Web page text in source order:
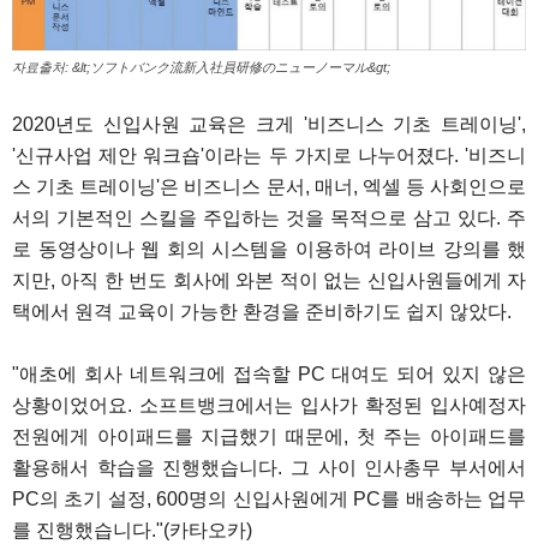
자료출처: &lt;ソフトバンク流新入社員研修のニューノーマル&gt;
2020년도 신입사원 교육은 크게 '비즈니스 기초 트레이닝',
'신규사업 제안 워크숍'이라는 두 가지로 나누어졌다. '비즈니
스 기초 트레이닝'은 비즈니스 문서, 매너, 엑셀 등 사회인으로
서의 기본적인 스킬을 주입하는 것을 목적으로 삼고 있다. 주
로 동영상이나 웹 회의 시스템을 이용하여 라이브 강의를 했
지만, 아직 한 번도 회사에 와본 적이 없는 신입사원들에게 자
택에서 원격 교육이 가능한 환경을 준비하기도 쉽지 않았다.
"애초에 회사 네트워크에 접속할 PC 대여도 되어 있지 않은
상황이었어요. 소프트뱅크에서는 입사가 확정된 입사예정자
전원에게 아이패드를 지급했기 때문에, 첫 주는 아이패드를
활용해서 학습을 진행했습니다. 그 사이 인사총무 부서에서
PC의 초기 설정, 600명의 신입사원에게 PC를 배송하는 업무
를 진행했습니다."(카타오카)